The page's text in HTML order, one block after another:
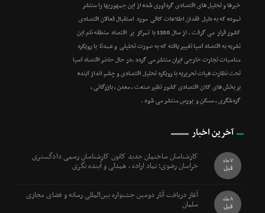
خبرها و تحلیل های اقتصادی گردآوری شده از این جمهوریها را منتشر
نموده که به دلیل فقدان اطلاعات کافی مورد استقبال فعالان اقتصادی
کشور قرار می گرفت . از سال 1380 با تمرکز بر اقتصاد منطقه نام این
نشریه به اقتصاد آسیا تغییر یافته که به صورت تحلیلی و عمدتا با رویکرد
مناسبات تجارت خارجی ایران منتشر می گردد .در حال حاضر اقتصاد آسیا
تحت نظارت هیات تحریریه با رویکرد تحلیل اقتصادی و چشم انداز آینده
بر بخش های کلان اقتصادی کشور نظیر صنعت ، معدن ، بازرگانی ،
گردشگری ، مسکن و بورس منتشر می شود .
آخرین اخبار
کارشناسان ساختمان جدید کانون کارشناسان رسمی دادگستری
خراسان رضوی؛ نماد اراده ، همدلی و آینده نگری 7 ماه
قبل
آغاز دریافت آثار دومین جشنواره بین‌المللی رسانه و فضای مجازی
سلمان 8 ماه
قبل